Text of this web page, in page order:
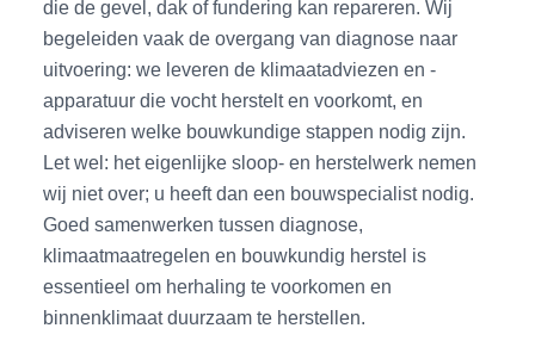
die de gevel, dak of fundering kan repareren. Wij
begeleiden vaak de overgang van diagnose naar
uitvoering: we leveren de klimaatadviezen en -
apparatuur die vocht herstelt en voorkomt, en
adviseren welke bouwkundige stappen nodig zijn.
Let wel: het eigenlijke sloop- en herstelwerk nemen
wij niet over; u heeft dan een bouwspecialist nodig.
Goed samenwerken tussen diagnose,
klimaatmaatregelen en bouwkundig herstel is
essentieel om herhaling te voorkomen en
binnenklimaat duurzaam te herstellen.